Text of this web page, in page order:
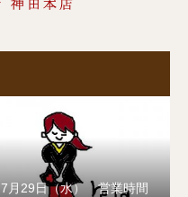
7月29日（水） 営業時間